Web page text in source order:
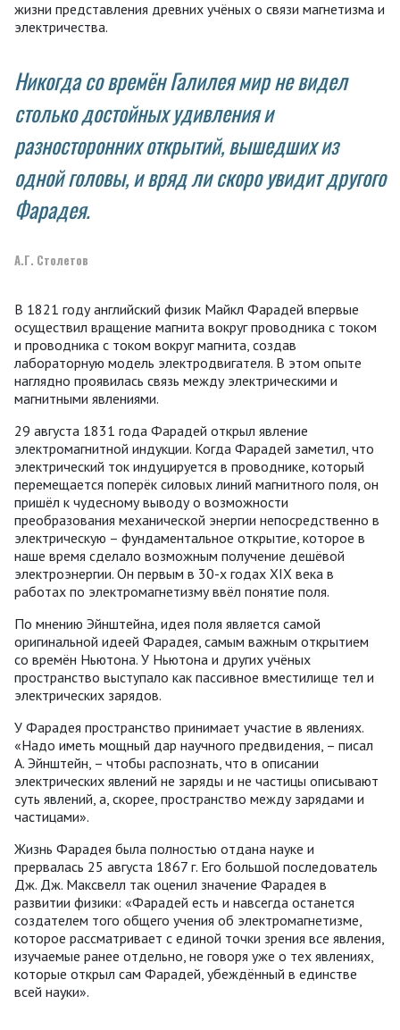
жизни представления древних учёных о связи магнетизма и
электричества.
Никогда со времён Галилея мир не видел
столько достойных удивления и
разносторонних открытий, вышедших из
одной головы, и вряд ли скоро увидит другого
Фарадея.
А.Г. Столетов
В 1821 году английский физик Майкл Фарадей впервые
осуществил вращение магнита вокруг проводника с током
и проводника с током вокруг магнита, создав
лабораторную модель электродвигателя. В этом опыте
наглядно проявилась связь между электрическими и
магнитными явлениями.
29 августа 1831 года Фарадей открыл явление
электромагнитной индукции. Когда Фарадей заметил, что
электрический ток индуцируется в проводнике, который
перемещается поперёк силовых линий магнитного поля, он
пришёл к чудесному выводу о возможности
преобразования механической энергии непосредственно в
электрическую – фундаментальное открытие, которое в
наше время сделало возможным получение дешёвой
электроэнергии. Он первым в 30-х годах ХІХ века в
работах по электромагнетизму ввёл понятие поля.
По мнению Эйнштейна, идея поля является самой
оригинальной идеей Фарадея, самым важным открытием
со времён Ньютона. У Ньютона и других учёных
пространство выступало как пассивное вместилище тел и
электрических зарядов.
У Фарадея пространство принимает участие в явлениях.
«Надо иметь мощный дар научного предвидения, – писал
А. Эйнштейн, – чтобы распознать, что в описании
электрических явлений не заряды и не частицы описывают
суть явлений, а, скорее, пространство между зарядами и
частицами».
Жизнь Фарадея была полностью отдана науке и
прервалась 25 августа 1867 г. Его большой последователь
Дж. Дж. Максвелл так оценил значение Фарадея в
развитии физики: «Фарадей есть и навсегда останется
создателем того общего учения об электромагнетизме,
которое рассматривает с единой точки зрения все явления,
изучаемые ранее отдельно, не говоря уже о тех явлениях,
которые открыл сам Фарадей, убеждённый в единстве
всей науки».